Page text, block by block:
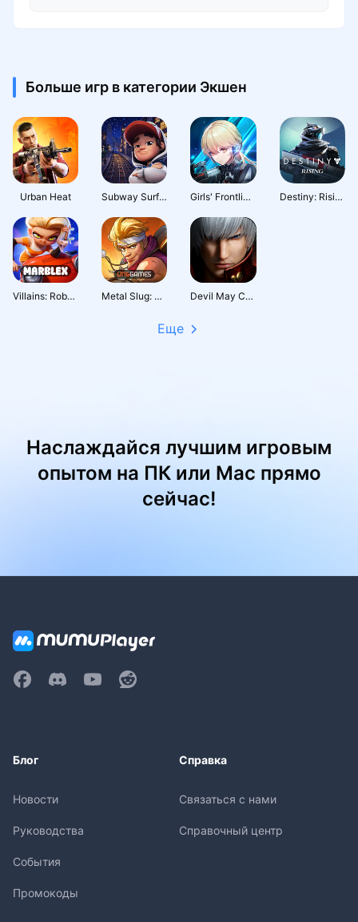
Больше игр в категории Экшен
Urban Heat Subway Surfers City Girls' Frontline: Fire Control Destiny: Rising
Villains: Robot BattleRoyale Metal Slug: Awakening Devil May Cry: Peak of Combat
Еще
Наслаждайся лучшим игровым
опытом на ПК или Mac прямо
сейчас!
Блог
Новости
Руководства
События
Промокоды
Справка
Связаться с нами
Справочный центр